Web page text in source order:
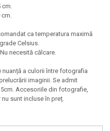
cm.
cm.
ca temperatura maximă
Celsius.
necesită călcare.
a culorii între fotografia
imaginii. Se admit
Accesoriile din fotografie,
sunt incluse în preț.